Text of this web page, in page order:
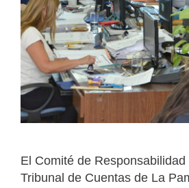
El Comité de Responsabilidad
Tribunal de Cuentas de La